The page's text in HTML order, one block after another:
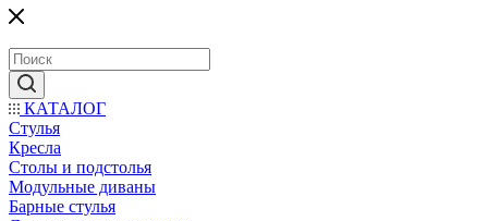
КАТАЛОГ
Стулья
Кресла
Столы и подстолья
Модульные диваны
Барные стулья